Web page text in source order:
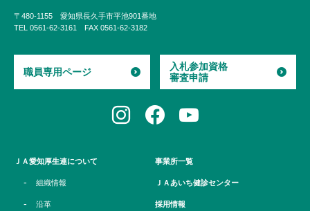
〒480-1155 愛知県長久手市平池901番地
TEL 0561-62-3161 FAX 0561-62-3182
ＪＡ愛知厚生連について
組織情報
沿革
事業所一覧
ＪＡあいち健診センター
採用情報
職員専用ページ
入札参加資格
審査申請